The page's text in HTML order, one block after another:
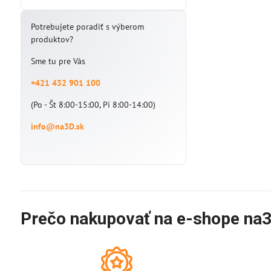
Potrebujete poradiť s výberom
produktov?
Sme tu pre Vás
+421 432 901 100
(Po - Št 8:00-15:00, Pi 8:00-14:00)
info@na3D.sk
Prečo nakupovať na e-shope